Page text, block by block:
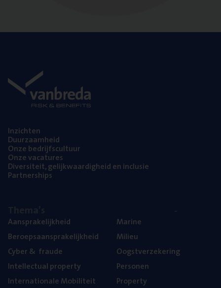
Inzich­ten
Duur­zaam­heid
Onze bedrijfs­cul­tuur
Onze vaca­tu­res
Diver­si­teit, gelijk­waar­dig­heid en inclusie
Part­ner­ships
Aan­spra­ke­lijk­heid
Beroeps­aan­spra­ke­lijk­heid
Cyber& fraude
Intel­lec­tu­al property
Inter­na­ti­o­na­le Mobiliteit
Mari­ne
Mili­eu
Oogst­ver­ze­ke­ring
Per­so­nen
Pro­per­ty